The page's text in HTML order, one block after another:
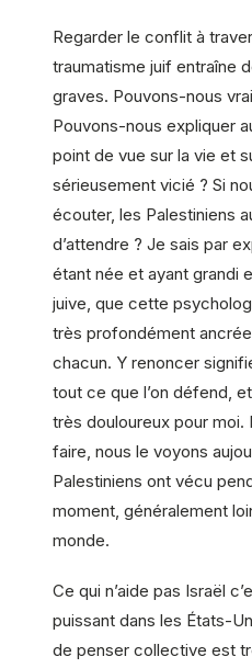
Regarder le conflit à
traumatisme juif entraîne
graves. Pouvons-nous
Pouvons-nous expliquer
point de vue sur la vie et
sérieusement vicié ? Si
écouter, les Palestiniens
d’attendre ? Je sais par
étant née et ayant grandi
juive, que cette
très profondément
chacun. Y renoncer
tout ce que l’on défend,
très douloureux pour
faire, nous le voyons
Palestiniens ont vécu
moment, généralement
monde.
Ce qui n’aide pas Israël
puissant dans les États-
de penser collective est